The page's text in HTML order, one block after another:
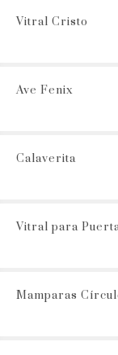
Vitral Cristo
Ave Fenix
Calaverita
Vitral para
Mamparas